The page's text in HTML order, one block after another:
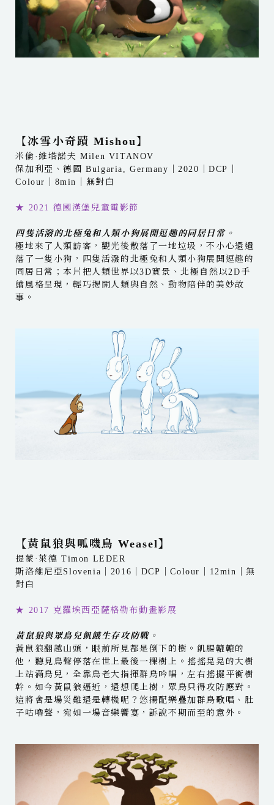
【冰雪小奇蹟 Mishou】
米倫·維塔諾夫 Milen VITANOV
保加利亞、德國 Bulgaria, Germany｜2020｜DCP｜
Colour｜8min｜無對白
★ 2021 德國漢堡兒童電影節
四隻活潑的北極兔和人類小狗展開逗趣的同居日常。
極地來了人類訪客，觀光後散落了一地垃圾，不小心還遺
落了一隻小狗，四隻活潑的北極兔和人類小狗展開逗趣的
同居日常；本片把人類世界以3D實景、北極自然以2D手
繪風格呈現，輕巧揭開人類與自然、動物陪伴的美妙故
事。
【黃鼠狼與呱嘰鳥 Weasel】
提蒙·萊德 Timon LEDER
斯洛維尼亞Slovenia｜2016｜DCP｜Colour｜12min｜無
對白
★ 2017 克羅埃西亞薩格勒布動畫影展
黃鼠狼與眾鳥兒飢餓生存攻防戰。
黃鼠狼翻越山頭，眼前所見都是倒下的樹。飢腸轆轆的
他，聽見鳥聲停落在世上最後一棵樹上。搖搖晃晃的大樹
上站滿鳥兒，全靠鳥老大指揮群鳥吟唱，左右搖擺平衡樹
幹。如今黃鼠狼逼近，還想爬上樹，眾鳥只得攻防應對。
這將會是場災難還是轉機呢？悠揚配樂疊加群鳥歌唱、肚
子咕嚕聲，宛如一場音樂饗宴，訴說不期而至的意外。